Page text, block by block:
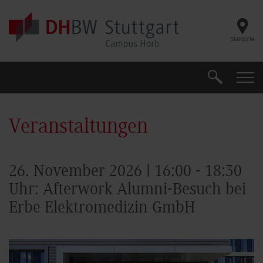
Skip to main content
Standorte
Suche
Veranstaltungen
26. November 2026 | 16:00 - 18:30
Uhr: Afterwork Alumni-Besuch bei
Erbe Elektromedizin GmbH